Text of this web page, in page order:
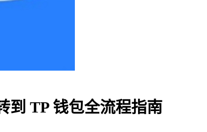
到 TP 钱包全流程指南